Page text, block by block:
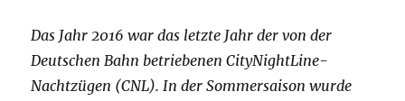
Das Jahr 2016 war das letzte Jahr der von der
Deutschen Bahn betriebenen CityNightLine-
Nachtzügen (CNL). In der Sommersaison wurde